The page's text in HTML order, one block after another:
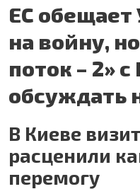
ЕС обещает
на войну,
поток – 2»
обсуждать
В Киеве
расценили
перемогу